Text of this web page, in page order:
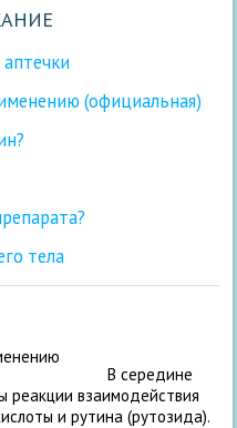
(официальная)
тела
В середине
реакции взаимодействия
и рутина (рутозида).